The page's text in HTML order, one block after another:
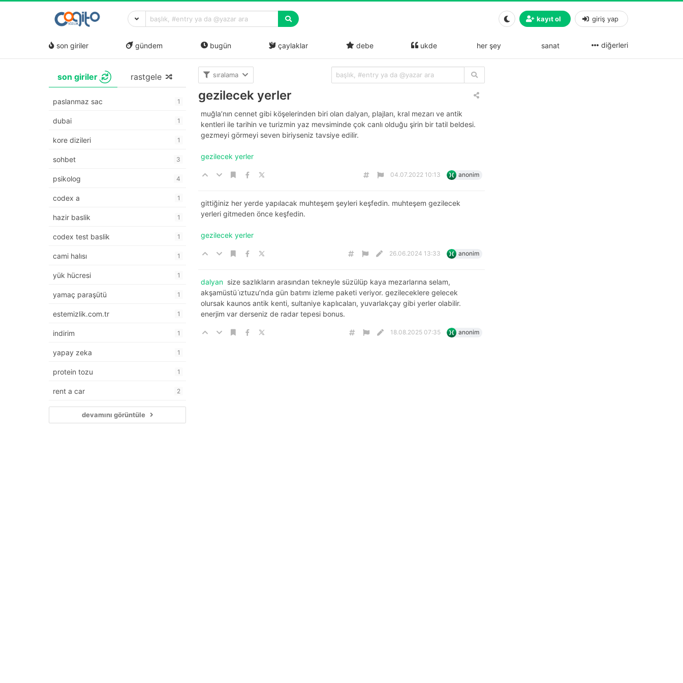
kayıt ol giriş yap
son giriler gündem bugün çaylaklar debe ukde her şey sanat diğerleri
son giriler rastgele
paslanmaz sac 1
dubai 1
kore dizileri 1
sohbet 3
psikolog 4
codex a 1
hazir baslik 1
codex test baslik 1
cami halısı 1
yük hücresi 1
yamaç paraşütü 1
estemizlik.com.tr 1
indirim 1
yapay zeka 1
protein tozu 1
rent a car 2
devamını görüntüle
sıralama
gezilecek yerler
muğla’nın cennet gibi köşelerinden biri olan dalyan, plajları, kral mezarı ve antik
kentleri ile tarihin ve turizmin yaz mevsiminde çok canlı olduğu şirin bir tatil beldesi.
gezmeyi görmeyi seven biriyseniz tavsiye edilir.
gezilecek yerler
04.07.2022 10:13 anonim
gittiğiniz her yerde yapılacak muhteşem şeyleri keşfedin. muhteşem gezilecek
yerleri gitmeden önce keşfedin.
gezilecek yerler
26.06.2024 13:33 anonim
dalyan size sazlıkların arasından tekneyle süzülüp kaya mezarlarına selam,
akşamüstü i̇ztuzu’nda gün batımı izleme paketi veriyor. gezileceklere gelecek
olursak kaunos antik kenti, sultaniye kaplıcaları, yuvarlakçay gibi yerler olabilir.
enerjim var derseniz de radar tepesi bonus.
18.08.2025 07:35 anonim